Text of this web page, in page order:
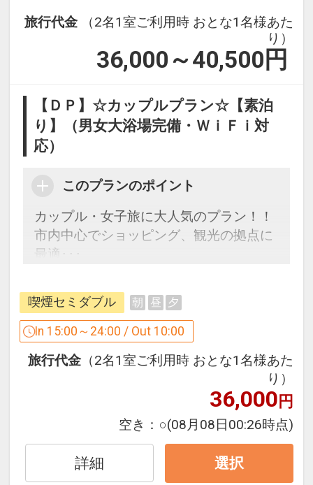
●ランドリーコーナー完備
長期のご滞在にもうれしいランドリーコ
ーナーを完備！
洗濯機、乾燥機のご利用無料！ (洗剤の
●ご好評の便利な立地
広島市の中心部にあり、ビジネスや観光
徒歩1分圏内にローソン・セブンイレブ
パルコ、デパート(三越・福屋)、東急ハ
ンズ、スーパー、ドン・キホーテ、本通
カフェなどが多数ある袋町も徒歩5分圏
内です！
設定期間：2024年1月8日～2027年1月
31日
インターネットコース番号：DP-2-
旅行代金
（2名1室ご利用時 おとな1名様あた
り）
36,000～40,500 円
【ＤＰ】☆カップルプラン☆【素泊
り】（男女大浴場完備・ＷｉＦｉ対
応）
このプランのポイント
カップル・女子旅に大人気のプラン！！
市内中心でショッピング、観光の拠点に
最適･･･
の女子旅にもご利用頂けます。
【男女大浴場】人工温泉「準天然」光明
１：００ 午前６：００～９：００
【ネット環境】全室でWi-Fiがご利用頂け
ます。パソコンはLAN接続も可能(LANケ
ーブル全室完備)
【客室設備】液晶テレビ(地上デジタル対
喫煙セミダブル 朝 昼 夕
In 15:00～24:00 / Out 10:00
旅行代金 （2名1室ご利用時 おとな1名様あた
り）
36,000円
空き： ○(08月08日00:26時点)
詳細 選択